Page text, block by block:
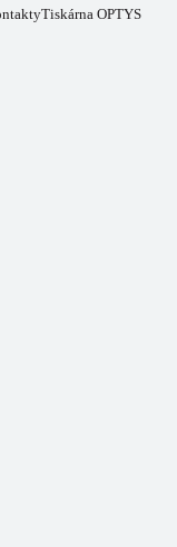
Tiskárna OPTYS